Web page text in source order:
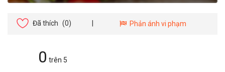
Đã thích (0) Phản ánh vi phạm
0 trên 5